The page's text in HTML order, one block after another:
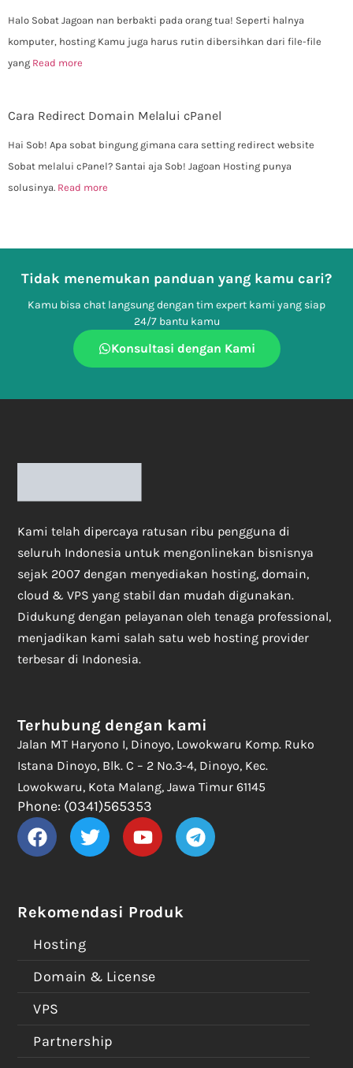
Halo Sobat Jagoan nan berbakti pada orang tua! Seperti halnya
komputer, hosting Kamu juga harus rutin dibersihkan dari file-file
yang Read more
Cara Redirect Domain Melalui cPanel
Hai Sob! Apa sobat bingung gimana cara setting redirect website
Sobat melalui cPanel? Santai aja Sob! Jagoan Hosting punya
solusinya. Read more
Tidak menemukan panduan yang kamu cari?
Kamu bisa chat langsung dengan tim expert kami yang siap
24/7 bantu kamu
Konsultasi dengan Kami
Kami telah dipercaya ratusan ribu pengguna di
seluruh Indonesia untuk mengonlinekan bisnisnya
sejak 2007 dengan menyediakan hosting, domain,
cloud & VPS yang stabil dan mudah digunakan.
Didukung dengan pelayanan oleh tenaga professional,
menjadikan kami salah satu web hosting provider
terbesar di Indonesia.
Rekomendasi Produk
Hosting
Domain & License
VPS
Partnership
Terhubung dengan kami
Jalan MT Haryono I, Dinoyo, Lowokwaru Komp. Ruko
Istana Dinoyo, Blk. C – 2 No.3-4, Dinoyo, Kec.
Lowokwaru, Kota Malang, Jawa Timur 61145
Phone: (0341)565353